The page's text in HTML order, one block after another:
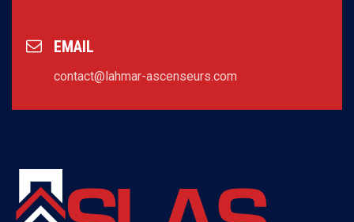
EMAIL
contact@lahmar-ascenseurs.com